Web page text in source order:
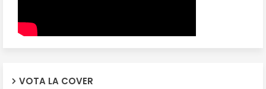
VOTA LA COVER